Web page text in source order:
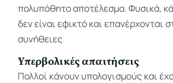
πολυπόθητο αποτέλεσμα. Φυσικά,
δεν είναι εφικτό και επανέρχονται
συνήθειες
Υπερβολικές απαιτήσεις
Πολλοί κάνουν υπολογισμούς και